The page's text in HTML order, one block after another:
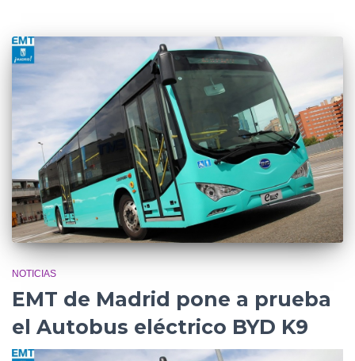
NOTICIAS
EMT de Madrid pone a prueba
el Autobus eléctrico BYD K9